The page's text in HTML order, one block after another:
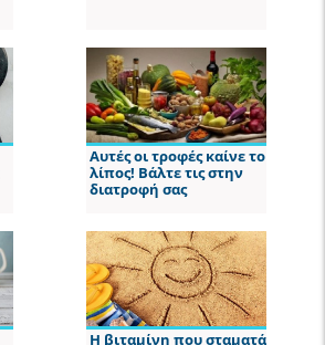
Αυτές οι τροφές καίνε το
λίπος! Βάλτε τις στην
διατροφή σας
Η βιταμίνη που σταματά